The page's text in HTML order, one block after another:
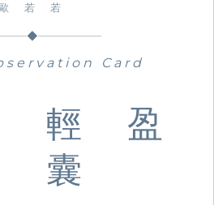
若 若
◆
Card
輕 盈
囊